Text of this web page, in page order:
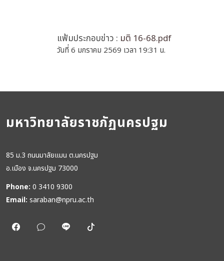
แฟ้มประกอบข่าว : มติ 16-68.pdf
วันที่ 6 มกราคม 2569 เวลา 19:31 น.
มหาวิทยาลัยราชภัฏนครปฐม
85 ม.3 ถนนมาลัยแมน ต.นครปฐม
อ.เมือง จ.นครปฐม 73000
Phone: 0 3410 9300
Email: saraban@npru.ac.th